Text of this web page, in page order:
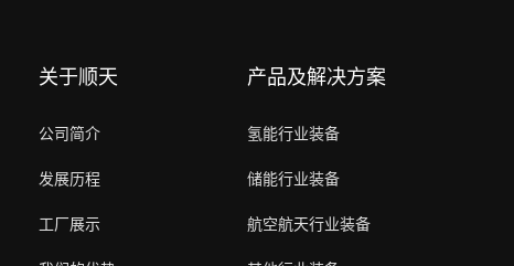
关于顺天
公司简介
发展历程
工厂展示
产品及解决方案
氢能行业装备
储能行业装备
航空航天行业装备